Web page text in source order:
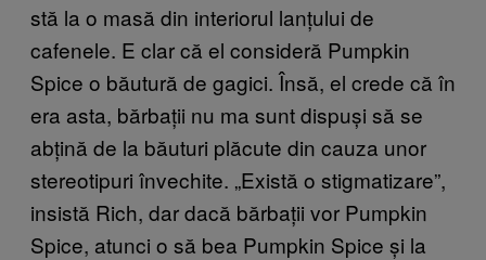
stă la o masă din interiorul lanțului de
cafenele. E clar că el consideră Pumpkin
Spice o băutură de gagici. Însă, el crede că în
era asta, bărbații nu ma sunt dispuși să se
abțină de la băuturi plăcute din cauza unor
stereotipuri învechite. „Există o stigmatizare”,
insistă Rich, dar dacă bărbații vor Pumpkin
Spice, atunci o să bea Pumpkin Spice și la